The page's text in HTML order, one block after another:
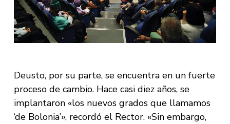
Deusto, por su parte, se encuentra en un fuerte
proceso de cambio. Hace casi diez años, se
implantaron «los nuevos grados que llamamos
‘de Bolonia’», recordó el Rector. «Sin embargo,